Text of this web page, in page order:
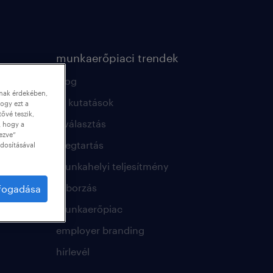
munkaerőpiaci trendek
blog
hr kutatások
kiválasztás
megtartás
munkahelyi teljesítmény
toborzás
munkaerőpiac
employer branding
hírlevél
érdekében,
ezt a
teszik,
hogy a